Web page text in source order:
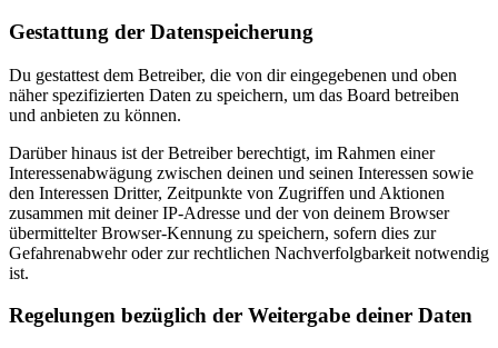
Gestattung der Datenspeicherung
Du gestattest dem Betreiber, die von dir eingegebenen und oben
näher spezifizierten Daten zu speichern, um das Board betreiben
und anbieten zu können.
Darüber hinaus ist der Betreiber berechtigt, im Rahmen einer
Interessenabwägung zwischen deinen und seinen Interessen sowie
den Interessen Dritter, Zeitpunkte von Zugriffen und Aktionen
zusammen mit deiner IP-Adresse und der von deinem Browser
übermittelter Browser-Kennung zu speichern, sofern dies zur
Gefahrenabwehr oder zur rechtlichen Nachverfolgbarkeit notwendig
ist.
Regelungen bezüglich der Weitergabe deiner Daten